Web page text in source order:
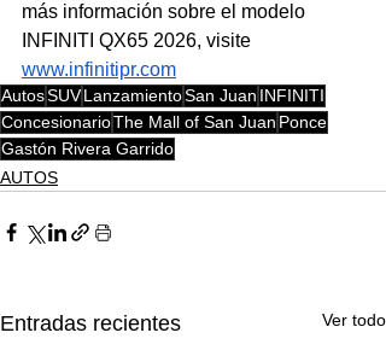
más información sobre el modelo
INFINITI QX65 2026, visite
www.infinitipr.com
AutosSUVLanzamientoSan Juan INFINITI
ConcesionarioThe Mall of San Juan Ponce
Gastón Rivera Garrido
AUTOS
Entradas recientes Ver todo